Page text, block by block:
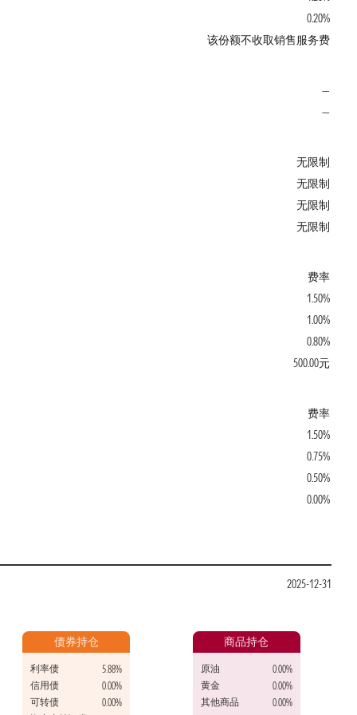
0.20%
该份额不收取销售服务费
—
—
无限制
无限制
无限制
无限制
费率
1.50%
1.00%
0.80%
500.00元
费率
1.50%
0.75%
0.50%
0.00%
2025-12-31
债券持仓
利率债
5.88%
信用债
0.00%
可转债
0.00%
商品持仓
原油
0.00%
黄金
0.00%
其他商品
0.00%